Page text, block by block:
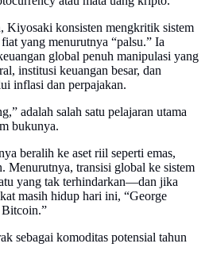
Kiyosaki konsisten mengkritik sistem
yang menurutnya “palsu.” Ia
global penuh manipulasi yang
institusi keuangan besar, dan
inflasi dan perpajakan.
adalah salah satu pelajaran utama
bukunya.
beralih ke aset riil seperti emas,
Menurutnya, transisi global ke sistem
yang tak terhindarkan—dan jika
masih hidup hari ini, “George
Bitcoin.”
sebagai komoditas potensial tahun